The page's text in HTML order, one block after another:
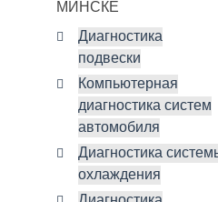
МИНСКЕ
Диагностика
подвески
Компьютерная
диагностика систем
автомобиля
Диагностика
охлаждения